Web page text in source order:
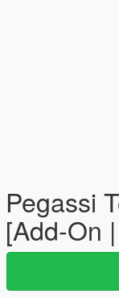
Pegassi
[Add-On